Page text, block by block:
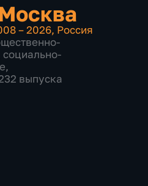
– 2026, Россия
социально-
,
выпуска